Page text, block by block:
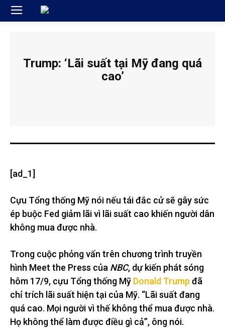
Trump: ‘Lãi suất tại Mỹ đang quá
cao’
[ad_1]
Cựu Tổng thống Mỹ nói nếu tái đắc cử sẽ gây sức
ép buộc Fed giảm lãi vì lãi suất cao khiến người dân
không mua được nhà.
Trong cuộc phỏng vấn trên chương trình truyền
hình Meet the Press của NBC, dự kiến phát sóng
hôm 17/9, cựu Tổng thống Mỹ Donald Trump đã
chỉ trích lãi suất hiện tại của Mỹ. “Lãi suất đang
quá cao. Mọi người vì thế không thể mua được nhà.
Họ không thể làm được điều gì cả”, ông nói.